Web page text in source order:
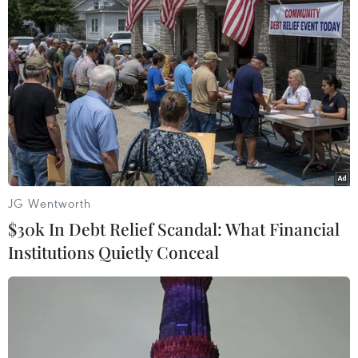
những yếu tố khác hỗ trợ giá
vàng.
(TTXVN/Vietnam+)
JG Wentworth
$30k In Debt Relief Scandal: What Financial
Institutions Quietly Conceal